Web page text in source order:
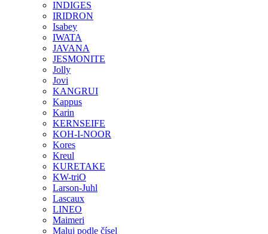
INDIGES
IRIDRON
Isabey
IWATA
JAVANA
JESMONITE
Jolly
Jovi
KANGRUI
Kappus
Karin
KERNSEIFE
KOH-I-NOOR
Kores
Kreul
KURETAKE
KW-triO
Larson-Juhl
Lascaux
LINEO
Maimeri
Maluj podle čísel